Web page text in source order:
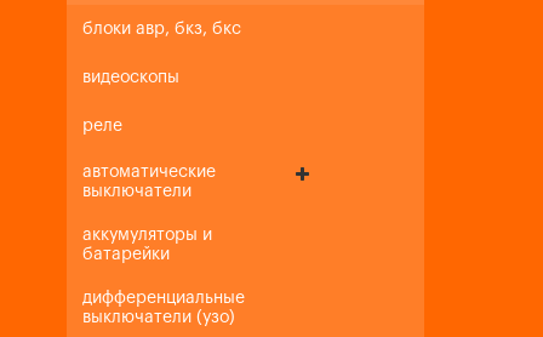
блоки авр, бкз, бкс
видеоскопы
реле
автоматические
выключатели
аккумуляторы и
батарейки
дифференциальные
выключатели (узо)